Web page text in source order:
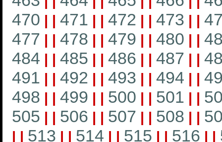
470 | | 471 | | 472 | | 473 | |
477 | | 478 | | 479 | | 480 | |
484 | | 485 | | 486 | | 487 | |
491 | | 492 | | 493 | | 494 | |
498 | | 499 | | 500 | | 501 | |
505 | | 506 | | 507 | | 508 | |
| | 513 | | 514 | | 515 | | 516 | |